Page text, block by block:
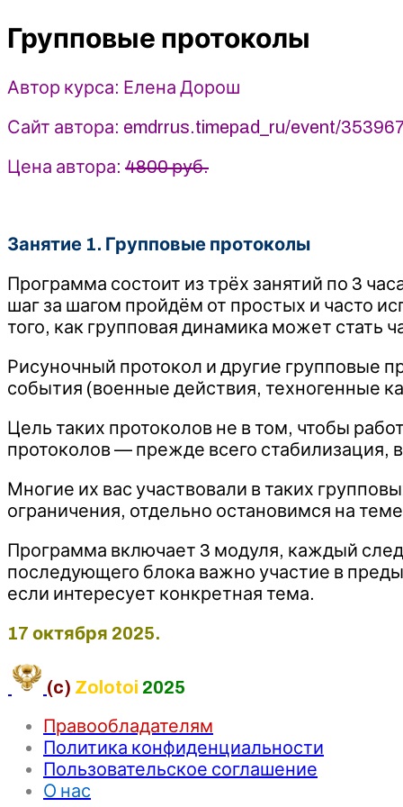
формате.
занятие
-
Елена
Дорош
(2025)
Групповые протоколы
Автор курса: Елена Дорош
Сайт автора: emdrrus.timepad_ru/event/
Цена автора: 4800 руб.
Занятие 1. Групповые протоколы
Программа состоит из трёх занятий по 3
шаг за шагом пройдём от простых и часто
того, как групповая динамика может стать
Рисуночный протокол и другие
события (военные действия, техногенные
Цель таких протоколов не в том, чтобы
протоколов — прежде всего стабилизация,
Многие их вас участвовали в таких
ограничения, отдельно остановимся на
Программа включает 3 модуля, каждый
последующего блока важно участие в
если интересует конкретная тема.
17 октября 2025.
(c) Zolotoi 2025
Правообладателям
Политика конфиденциальности
Пользовательское соглашение
О нас